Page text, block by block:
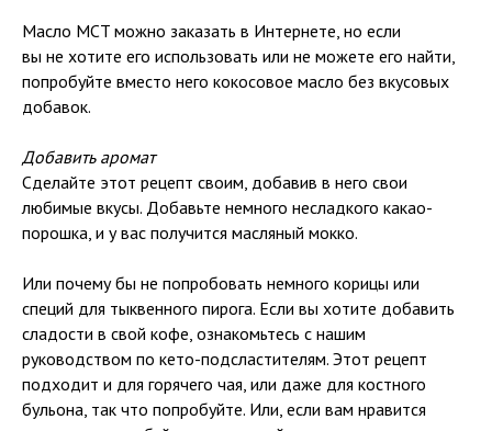
Масло MCT можно заказать в Интернете, но если
вы не хотите его использовать или не можете его найти,
попробуйте вместо него кокосовое масло без вкусовых
добавок.
Добавить аромат
Сделайте этот рецепт своим, добавив в него свои
любимые вкусы. Добавьте немного несладкого какао-
порошка, и у вас получится масляный мокко.
Или почему бы не попробовать немного корицы или
специй для тыквенного пирога. Если вы хотите добавить
сладости в свой кофе, ознакомьтесь с нашим
руководством по кето-подсластителям. Этот рецепт
подходит и для горячего чая, или даже для костного
бульона, так что попробуйте. Или, если вам нравится